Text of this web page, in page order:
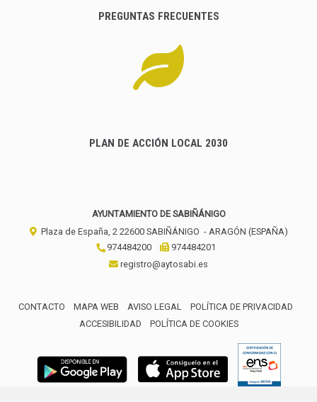
PREGUNTAS FRECUENTES
PLAN DE ACCIÓN LOCAL 2030
AYUNTAMIENTO DE SABIÑÁNIGO
Plaza de España, 2 22600 SABIÑÁNIGO - ARAGÓN (ESPAÑA)
974484200
974484201
registro@aytosabi.es
CONTACTO MAPA WEB AVISO LEGAL
POLÍTICA DE PRIVACIDAD
ACCESIBILIDAD
POLÍTICA DE COOKIES